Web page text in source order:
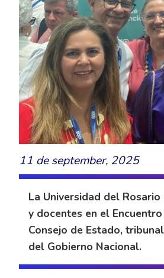
11 de september, 2025
La Universidad del
y docentes en el
Consejo de Estado,
del Gobierno Nacional.